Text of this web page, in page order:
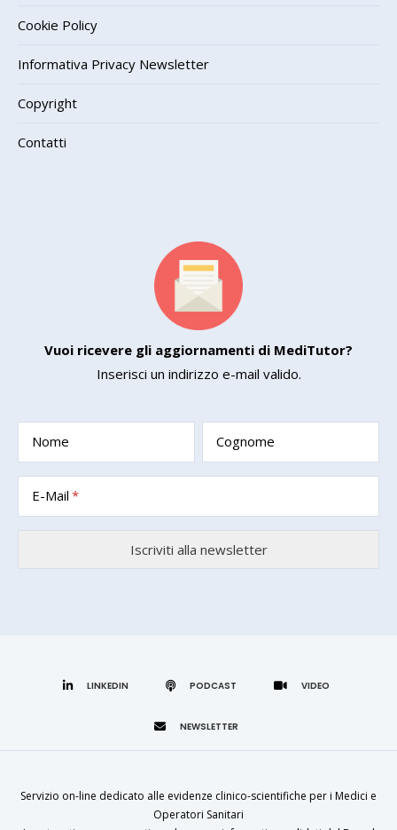
Cookie Policy
Informativa Privacy Newsletter
Copyright
Contatti
Vuoi ricevere gli aggiornamenti di MediTutor?
Inserisci un indirizzo e-mail valido.
Nome Cognome
E-Mail
LINKEDIN
Servizio on-line dedicato alle evidenze clinico-scientifiche per i Medici e
Operatori Sanitari